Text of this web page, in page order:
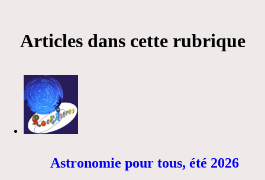
Articles dans cette rubrique
Astronomie pour tous, été 2026